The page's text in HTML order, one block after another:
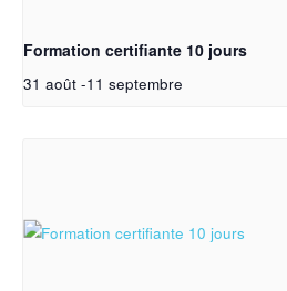
Formation certifiante 10 jours
31 août -11 septembre